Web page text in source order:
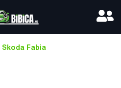
Skoda Fabia